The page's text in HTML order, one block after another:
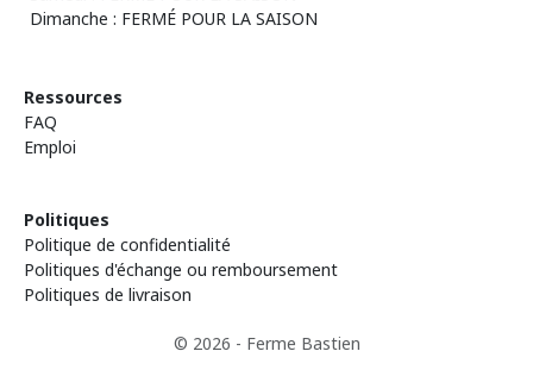
Dimanche : FERMÉ POUR LA SAISON
Ressources
FAQ
Emploi
Politiques
Politique de confidentialité
Politiques d'échange ou remboursement
Politiques de livraison
© 2026 - Ferme Bastien